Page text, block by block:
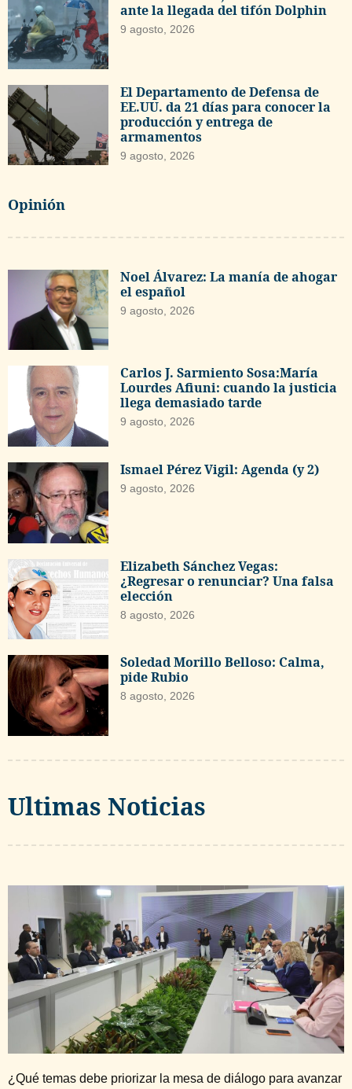
ante la llegada del tifón Dolphin
9 agosto, 2026
El Departamento de Defensa de
EE.UU. da 21 días para conocer la
producción y entrega de
armamentos
9 agosto, 2026
Opinión
Noel Álvarez: La manía de ahogar
el español
9 agosto, 2026
Carlos J. Sarmiento Sosa:María
Lourdes Afiuni: cuando la justicia
llega demasiado tarde
9 agosto, 2026
Ismael Pérez Vigil: Agenda (y 2)
9 agosto, 2026
Elizabeth Sánchez Vegas:
¿Regresar o renunciar? Una falsa
elección
8 agosto, 2026
Soledad Morillo Belloso: Calma,
pide Rubio
8 agosto, 2026
Ultimas Noticias
¿Qué temas debe priorizar la mesa de diálogo para avanzar